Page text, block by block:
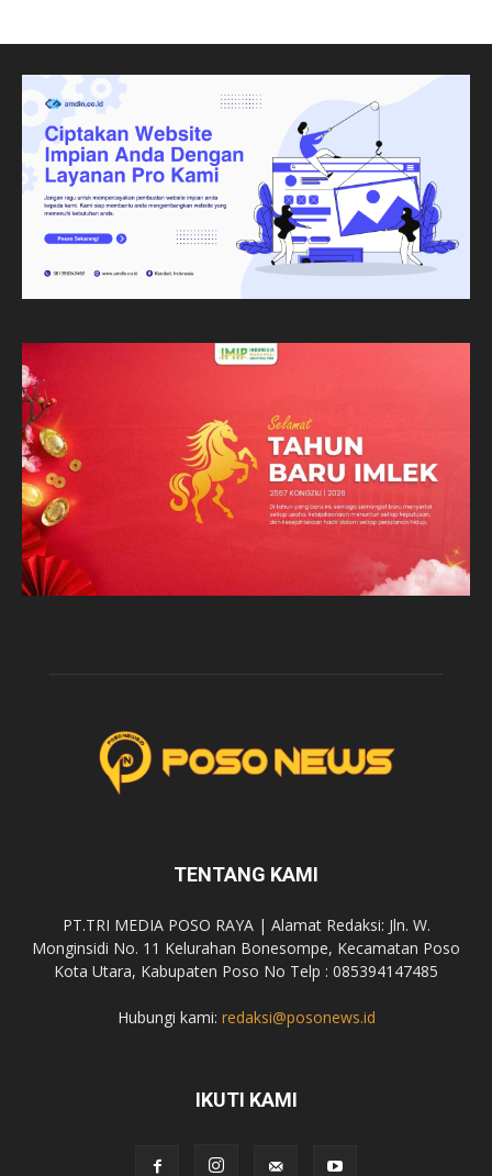
TENTANG KAMI
PT.TRI MEDIA POSO RAYA | Alamat Redaksi: Jln. W.
Monginsidi No. 11 Kelurahan Bonesompe, Kecamatan Poso
Kota Utara, Kabupaten Poso No Telp : 085394147485
Hubungi kami: redaksi@posonews.id
IKUTI KAMI